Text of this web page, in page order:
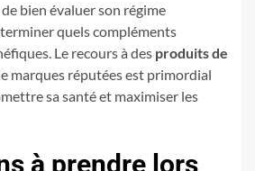
bien évaluer son régime
quels compléments
Le recours à des produits de
marques réputées est primordial
sa santé et maximiser les
à prendre lors